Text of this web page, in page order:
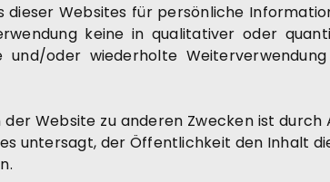
dieser Websites für persönliche
keine in qualitativer oder
oder wiederholte
Website zu anderen Zwecken ist durch
untersagt, der Öffentlichkeit den Inhalt